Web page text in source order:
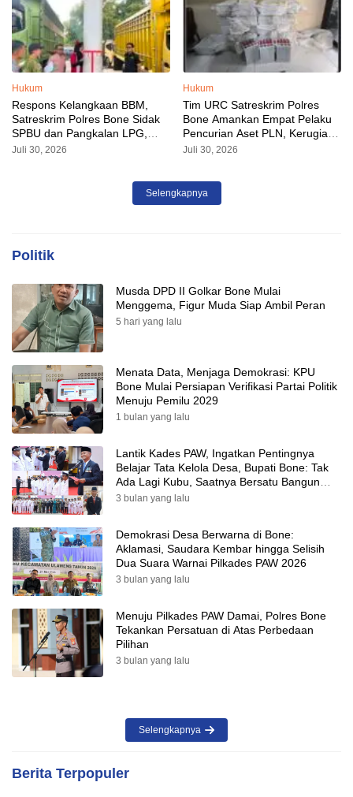
Hukum
Respons Kelangkaan BBM,
Satreskrim Polres Bone Sidak
SPBU dan Pangkalan LPG,
AKP Alvin Aji Imbau Pengelola
Juli 30, 2026
Hukum
Tim URC Satreskrim Polres
Bone Amankan Empat Pelaku
Pencurian Aset PLN, Kerugian
Ditaksir Capai Rp 3 Milyar
Juli 30, 2026
Selengkapnya
Politik
Musda DPD II Golkar Bone Mulai
Menggema, Figur Muda Siap Ambil Peran
5 hari yang lalu
Menata Data, Menjaga Demokrasi: KPU
Bone Mulai Persiapan Verifikasi Partai Politik
Menuju Pemilu 2029
1 bulan yang lalu
Lantik Kades PAW, Ingatkan Pentingnya
Belajar Tata Kelola Desa, Bupati Bone: Tak
Ada Lagi Kubu, Saatnya Bersatu Bangun
Desa
3 bulan yang lalu
Demokrasi Desa Berwarna di Bone:
Aklamasi, Saudara Kembar hingga Selisih
Dua Suara Warnai Pilkades PAW 2026
3 bulan yang lalu
Menuju Pilkades PAW Damai, Polres Bone
Tekankan Persatuan di Atas Perbedaan
Pilihan
3 bulan yang lalu
Selengkapnya
Berita Terpopuler